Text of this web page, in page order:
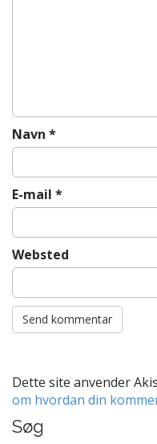
Navn *
E-mail *
Websted
Dette site anvender
om hvordan din
Søg